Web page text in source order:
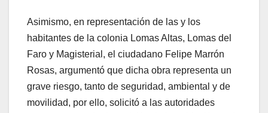
Asimismo, en representación de las y los
habitantes de la colonia Lomas Altas, Lomas del
Faro y Magisterial, el ciudadano Felipe Marrón
Rosas, argumentó que dicha obra representa un
grave riesgo, tanto de seguridad, ambiental y de
movilidad, por ello, solicitó a las autoridades